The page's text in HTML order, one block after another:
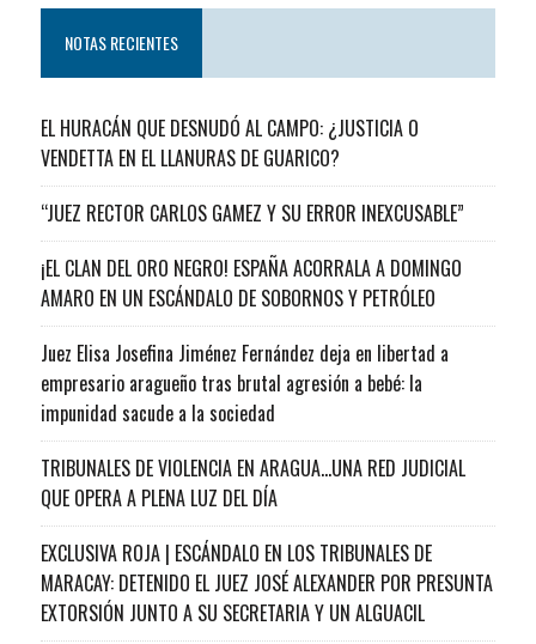
NOTAS RECIENTES
EL HURACÁN QUE DESNUDÓ AL CAMPO: ¿JUSTICIA O
VENDETTA EN EL LLANURAS DE GUARICO?
“JUEZ RECTOR CARLOS GAMEZ Y SU ERROR INEXCUSABLE”
¡EL CLAN DEL ORO NEGRO! ESPAÑA ACORRALA A DOMINGO
AMARO EN UN ESCÁNDALO DE SOBORNOS Y PETRÓLEO
Juez Elisa Josefina Jiménez Fernández deja en libertad a
empresario aragueño tras brutal agresión a bebé: la
impunidad sacude a la sociedad
TRIBUNALES DE VIOLENCIA EN ARAGUA…UNA RED JUDICIAL
QUE OPERA A PLENA LUZ DEL DÍA
EXCLUSIVA ROJA | ESCÁNDALO EN LOS TRIBUNALES DE
MARACAY: DETENIDO EL JUEZ JOSÉ ALEXANDER POR PRESUNTA
EXTORSIÓN JUNTO A SU SECRETARIA Y UN ALGUACIL